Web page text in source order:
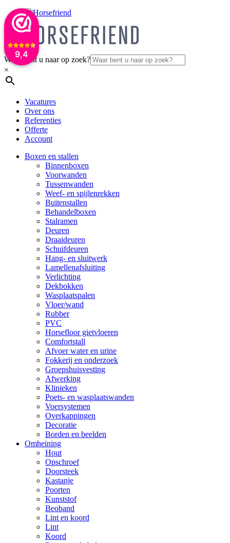
9,4
Waar bent u naar op zoek?
×
Vacatures
Over ons
Referenties
Offerte
Account
Boxen en stallen
Binnenboxen
Voorwanden
Tussenwanden
Weef- en spijlenrekken
Buitenstallen
Behandelboxen
Stalramen
Deuren
Draaideuren
Schuifdeuren
Hang- en sluitwerk
Lamellenafsluiting
Verlichting
Dekbokken
Wasplaatspalen
Vloer/wand
Rubber
PVC
Horsefloor gietvloeren
Comfortstall
Afvoer water en urine
Fokkerij en onderzoek
Groepshuisvesting
Afwerking
Klinieken
Poets- en wasplaatswanden
Voersystemen
Overkappingen
Decoratie
Borden en beelden
Omheining
Hout
Opschroef
Doorsteek
Kastanje
Poorten
Kunststof
Beoband
Lint en koord
Lint
Koord